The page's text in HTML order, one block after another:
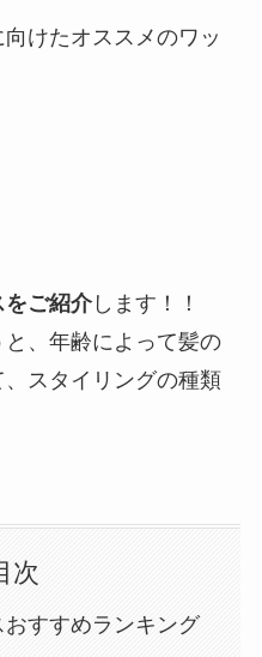
けたオススメのワッ
をご紹介します！！
、年齢によって髪の
スタイリングの種類
次
すすめランキング